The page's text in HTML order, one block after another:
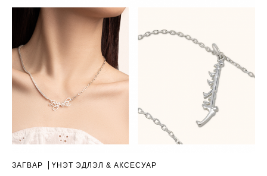
ЗАГВАР ҮНЭТ ЭДЛЭЛ & АКСЕСУАР